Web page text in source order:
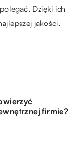
Dzięki ich
jakości.
firmie?